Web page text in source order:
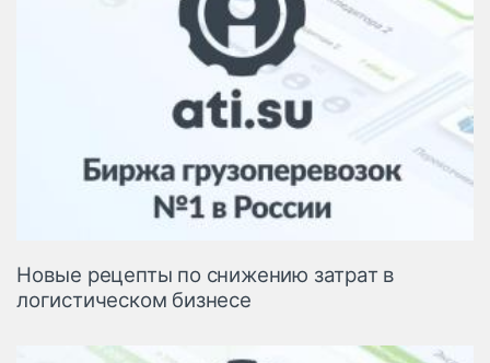
Новые рецепты по снижению затрат в
логистическом бизнесе